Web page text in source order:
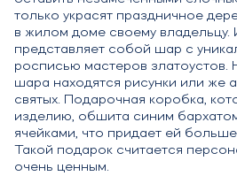
только украсят праздничное
в жилом доме своему владельцу.
представляет собой шар с
росписью мастеров златоустов.
шара находятся рисунки или же
святых. Подарочная коробка,
изделию, обшита синим
ячейками, что придает ей
Такой подарок считается
очень ценным.